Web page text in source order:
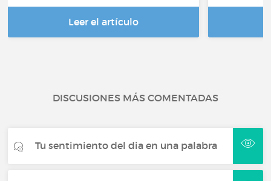
Leer el artículo
DISCUSIONES MÁS COMENTADAS
Tu sentimiento del dia en una palabra